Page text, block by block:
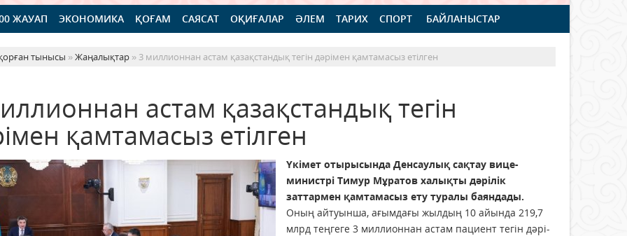
ЖАУАП ЭКОНОМИКА ҚОҒАМ САЯСАТ ОҚИҒАЛАР ӘЛЕМ ТАРИХ СПОРТ БАЙЛАНЫСТАР
тынысы »Жаңалықтар » 3 миллионнан астам қазақстандық тегін дәрімен қамтамасыз етілген
астам қазақстандық тегін
қамтамасыз етілген
Үкімет отырысында Денсаулық сақтау вице-
министрі Тимур Мұратов халықты дәрілік
заттармен қамтамасыз ету туралы баяндады.
Оның айтуынша, ағымдағы жылдың 10 айында 219,7
млрд теңгеге 3 миллионнан астам пациент тегін дәрі-